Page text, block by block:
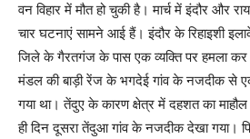
वन विहार में मौत हो चुकी है। मार्च में इंदौर और
चार घटनाएं सामने आई हैं। इंदौर के रिहाइशी
जिले के गैरतगंज के पास एक व्यक्ति पर हमला
मंडल की बाड़ी रेंज के भगदेई गांव के नजदीक से
गया था। तेंदुए के कारण क्षेत्र में दहशत का
ही दिन दूसरा तेंदुआ गांव के नजदीक देखा गया।